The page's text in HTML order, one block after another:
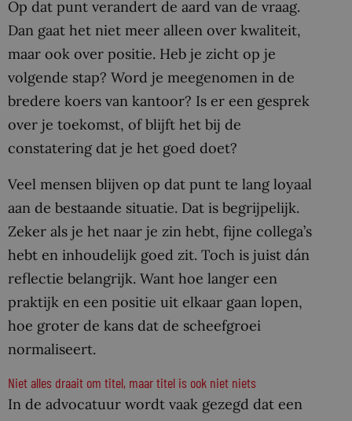
Op dat punt verandert de aard van de vraag.
Dan gaat het niet meer alleen over kwaliteit,
maar ook over positie. Heb je zicht op je
volgende stap? Word je meegenomen in de
bredere koers van kantoor? Is er een gesprek
over je toekomst, of blijft het bij de
constatering dat je het goed doet?
Veel mensen blijven op dat punt te lang loyaal
aan de bestaande situatie. Dat is begrijpelijk.
Zeker als je het naar je zin hebt, fijne collega’s
hebt en inhoudelijk goed zit. Toch is juist dán
reflectie belangrijk. Want hoe langer een
praktijk en een positie uit elkaar gaan lopen,
hoe groter de kans dat de scheefgroei
normaliseert.
Niet alles draait om titel, maar titel is ook niet niets
In de advocatuur wordt vaak gezegd dat een